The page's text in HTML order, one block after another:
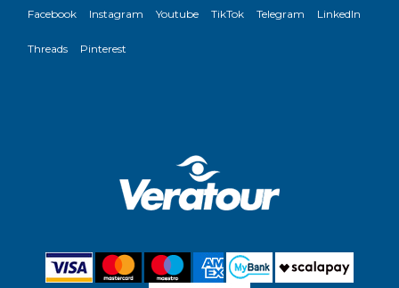
Facebook Instagram Youtube TikTok Telegram LinkedIn
Threads Pinterest